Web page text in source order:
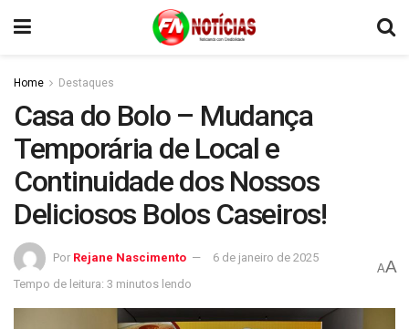
Home Destaques
Casa do Bolo – Mudança
Temporária de Local e
Continuidade dos Nossos
Deliciosos Bolos Caseiros!
Por Rejane Nascimento
6 de janeiro de 2025
Tempo de leitura: 3 minutos lendo
AA